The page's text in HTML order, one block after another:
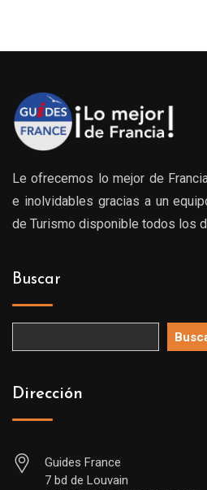
Le ofrecemos lo mejor de
e inolvidables gracias a un
de Turismo disponible todos los
Buscar
Dirección
Guides France
7 bd de Louvain